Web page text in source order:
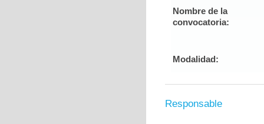
Nombre de la
convocatoria:
Modalidad:
Responsable